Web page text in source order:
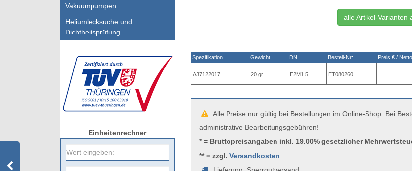
Vakuumpumpen
Heliumlecksuche und
Dichtheitsprüfung
Einheitenrechner
alle Artikel-Varianten
Spezifikation Gewicht DN Bestell-Nr: Preis € / Netto
A37122017 20 gr E2M1.5 ET080260
Alle Preise nur gültig bei Bestellungen im Online-Shop. Bei
administrative Bearbeitungsgebühren!
* = Bruttopreisangaben inkl. 19.00% gesetzlicher
** = zzgl.Versandkosten